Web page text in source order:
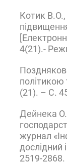
Котик
4(21).-
політикою
(21). – С.
Дейнека
журнал
дослідний
2519-